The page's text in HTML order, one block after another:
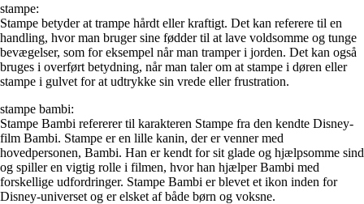
stampe:
Stampe betyder at trampe hårdt eller kraftigt. Det kan referere til en
handling, hvor man bruger sine fødder til at lave voldsomme og tunge
bevægelser, som for eksempel når man tramper i jorden. Det kan også
bruges i overført betydning, når man taler om at stampe i døren eller
stampe i gulvet for at udtrykke sin vrede eller frustration.
stampe bambi:
Stampe Bambi refererer til karakteren Stampe fra den kendte Disney-
film Bambi. Stampe er en lille kanin, der er venner med
hovedpersonen, Bambi. Han er kendt for sit glade og hjælpsomme sind
og spiller en vigtig rolle i filmen, hvor han hjælper Bambi med
forskellige udfordringer. Stampe Bambi er blevet et ikon inden for
Disney-universet og er elsket af både børn og voksne.